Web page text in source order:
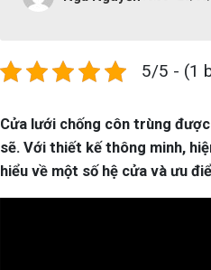
5/5 - (1
Cửa lưới chống côn trùng
sẽ. Với thiết kế thông minh,
hiểu về một số hệ cửa và ưu